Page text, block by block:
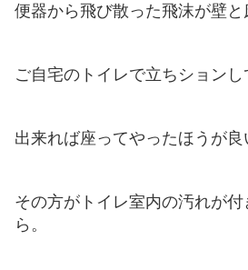
便器から飛び散った飛沫が壁と
ご自宅のトイレで立ちションし
出来れば座ってやったほうが良
その方がトイレ室内の汚れが
ら。